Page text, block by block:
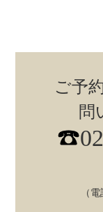
ご予
問
（